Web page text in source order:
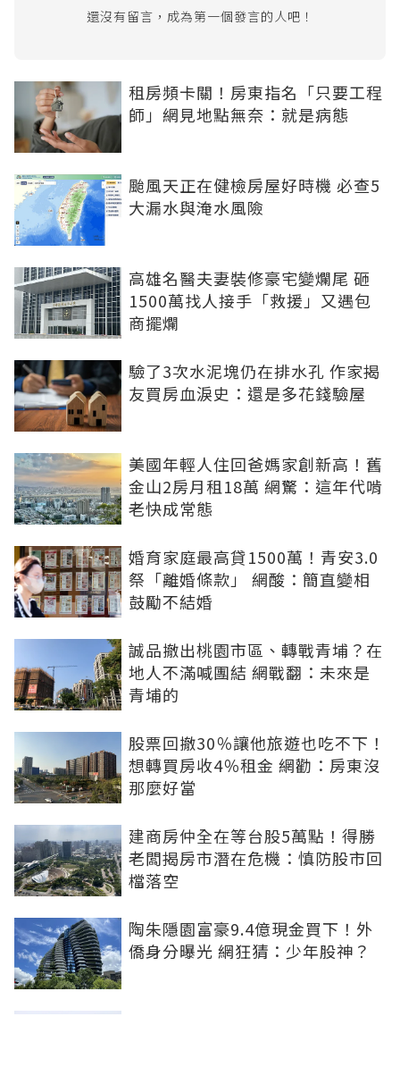
還沒有留言，成為第一個發言的人吧！
租房頻卡關！房東指名「只要工程
師」網見地點無奈：就是病態
颱風天正在健檢房屋好時機 必查5
大漏水與淹水風險
高雄名醫夫妻裝修豪宅變爛尾 砸
1500萬找人接手「救援」又遇包
商擺爛
驗了3次水泥塊仍在排水孔 作家揭
友買房血淚史：還是多花錢驗屋
美國年輕人住回爸媽家創新高！舊
金山2房月租18萬 網驚：這年代啃
老快成常態
婚育家庭最高貸1500萬！青安3.0
祭「離婚條款」 網酸：簡直變相
鼓勵不結婚
誠品撤出桃園市區、轉戰青埔？在
地人不滿喊團結 網戰翻：未來是
青埔的
股票回撤30％讓他旅遊也吃不下！
想轉買房收4％租金 網勸：房東沒
那麼好當
建商房仲全在等台股5萬點！得勝
老闆揭房市潛在危機：慎防股市回
檔落空
陶朱隱園富豪9.4億現金買下！外
僑身分曝光 網狂猜：少年股神？